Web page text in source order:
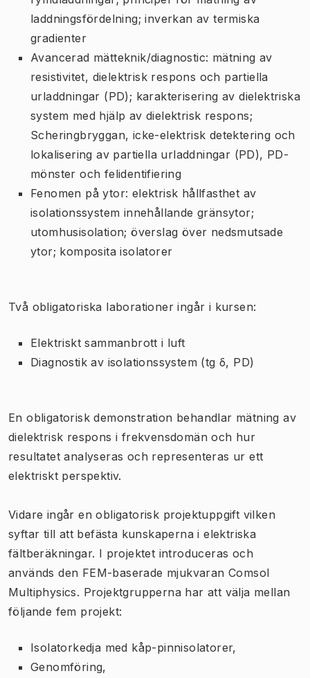
laddningsfördelning; inverkan av termiska
gradienter
Avancerad mätteknik/diagnostic: mätning av
resistivitet, dielektrisk respons och partiella
urladdningar (PD); karakterisering av dielektriska
system med hjälp av dielektrisk respons;
Scheringbryggan, icke-elektrisk detektering och
lokalisering av partiella urladdningar (PD), PD-
mönster och felidentifiering
Fenomen på ytor: elektrisk hållfasthet av
isolationssystem innehållande gränsytor;
utomhusisolation; överslag över nedsmutsade
ytor; komposita isolatorer
Två obligatoriska laborationer ingår i kursen:
Elektriskt sammanbrott i luft
Diagnostik av isolationssystem (tg δ, PD)
En obligatorisk demonstration behandlar mätning av
dielektrisk respons i frekvensdomän och hur
resultatet analyseras och representeras ur ett
elektriskt perspektiv.
Vidare ingår en obligatorisk projektuppgift vilken
syftar till att befästa kunskaperna i elektriska
fältberäkningar. I projektet introduceras och
används den FEM-baserade mjukvaran Comsol
Multiphysics. Projektgrupperna har att välja mellan
följande fem projekt:
Isolatorkedja med kåp-pinnisolatorer,
Genomföring,